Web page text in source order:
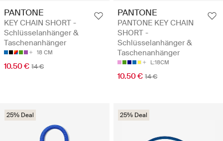
PANTONE
KEY CHAIN SHORT -
Schlüsselanhänger &
Taschenanhänger
18 CM
10.50 € 14 €
PANTONE
PANTONE KEY CHAIN
SHORT -
Schlüsselanhänger &
Taschenanhänger
L:18CM
10.50 € 14 €
25% Deal 25% Deal